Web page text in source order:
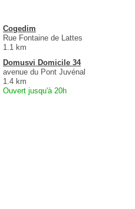
Cogedim
Rue Fontaine de Lattes
1.1 km
Domusvi Domicile 34
avenue du Pont Juvénal
1.4 km
Ouvert jusqu'à 20h